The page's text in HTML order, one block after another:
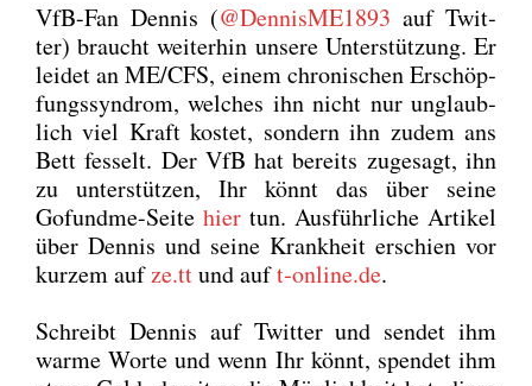
VfB-Fan Den­nis (@DennisME1893 auf Twit­
ter) braucht wei­ter­hin unse­re Unter­stüt­zung. Er
lei­det an ME/CFS, einem chro­ni­schen Erschöp­
fungs­syn­drom, wel­ches ihn nicht nur unglaub­
lich viel Kraft kos­tet, son­dern ihn zudem ans
Bett fes­selt. Der VfB hat bereits zuge­sagt, ihn
zu unter­stüt­zen, Ihr könnt das über sei­ne
Gofund­me-Sei­te hier tun. Aus­führ­li­che Arti­kel
über Den­nis und sei­ne Krank­heit erschien vor
kur­zem aufze.ttund auft‑online.de.
Schreibt Den­nis auf Twit­ter und sen­det ihm
war­me Wor­te und wenn Ihr könnt, spen­det ihm